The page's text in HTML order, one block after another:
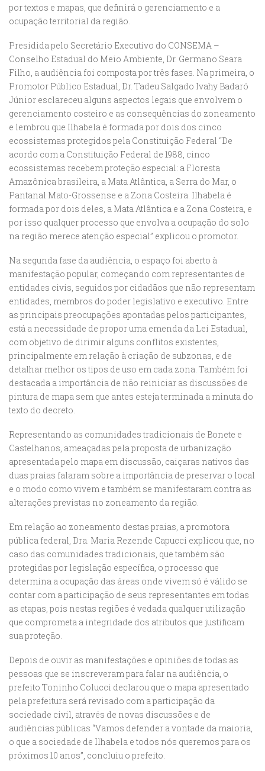
por textos e mapas, que definirá o gerenciamento e a
ocupação territorial da região.
Presidida pelo Secretário Executivo do CONSEMA –
Conselho Estadual do Meio Ambiente, Dr. Germano Seara
Filho, a audiência foi composta por três fases. Na primeira, o
Promotor Público Estadual, Dr. Tadeu Salgado Ivahy Badaró
Júnior esclareceu alguns aspectos legais que envolvem o
gerenciamento costeiro e as consequências do zoneamento
e lembrou que Ilhabela é formada por dois dos cinco
ecossistemas protegidos pela Constituição Federal “De
acordo com a Constituição Federal de 1988, cinco
ecossistemas recebem proteção especial: a Floresta
Amazônica brasileira, a Mata Atlântica, a Serra do Mar, o
Pantanal Mato-Grossense e a Zona Costeira. Ilhabela é
formada por dois deles, a Mata Atlântica e a Zona Costeira, e
por isso qualquer processo que envolva a ocupação do solo
na região merece atenção especial” explicou o promotor.
Na segunda fase da audiência, o espaço foi aberto à
manifestação popular, começando com representantes de
entidades civis, seguidos por cidadãos que não representam
entidades, membros do poder legislativo e executivo. Entre
as principais preocupações apontadas pelos participantes,
está a necessidade de propor uma emenda da Lei Estadual,
com objetivo de dirimir alguns conflitos existentes,
principalmente em relação à criação de subzonas, e de
detalhar melhor os tipos de uso em cada zona. Também foi
destacada a importância de não reiniciar as discussões de
pintura de mapa sem que antes esteja terminada a minuta do
texto do decreto.
Representando as comunidades tradicionais de Bonete e
Castelhanos, ameaçadas pela proposta de urbanização
apresentada pelo mapa em discussão, caiçaras nativos das
duas praias falaram sobre a importância de preservar o local
e o modo como vivem e também se manifestaram contra as
alterações previstas no zoneamento da região.
Em relação ao zoneamento destas praias, a promotora
pública federal, Dra. Maria Rezende Capucci explicou que, no
caso das comunidades tradicionais, que também são
protegidas por legislação específica, o processo que
determina a ocupação das áreas onde vivem só é válido se
contar com a participação de seus representantes em todas
as etapas, pois nestas regiões é vedada qualquer utilização
que comprometa a integridade dos atributos que justificam
sua proteção.
Depois de ouvir as manifestações e opiniões de todas as
pessoas que se inscreveram para falar na audiência, o
prefeito Toninho Colucci declarou que o mapa apresentado
pela prefeitura será revisado com a participação da
sociedade civil, através de novas discussões e de
audiências públicas “Vamos defender a vontade da maioria,
o que a sociedade de Ilhabela e todos nós queremos para os
próximos 10 anos”, concluiu o prefeito.